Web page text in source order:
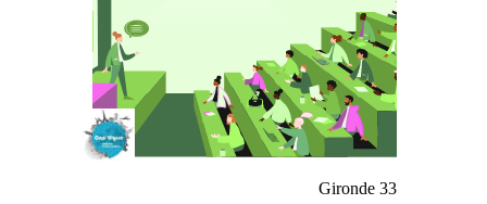
Gironde 33